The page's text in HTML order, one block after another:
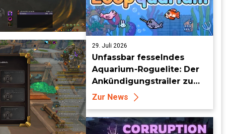
29. Juli 2026
Unfassbar fesselndes
Aquarium-Roguelite: Der
Ankündigungstrailer zu
Loopquarium
Zur News